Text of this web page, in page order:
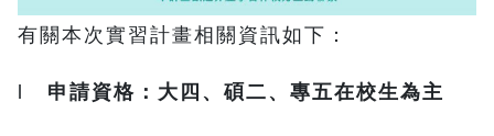
有關本次實習計畫相關資訊如下：
l 申請資格：大四、碩二、專五在校生為主